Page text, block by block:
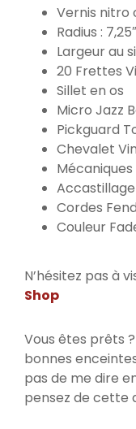
Vernis nitro
Radius : 7,25″
Largeur au
20 Frettes
Sillet en os
Micro Jazz
Pickguard
Chevalet
Cordes
Couleur
N’hésitez pas à
Shop
Vous êtes prêts
bonnes
pas de me dire
pensez de cette